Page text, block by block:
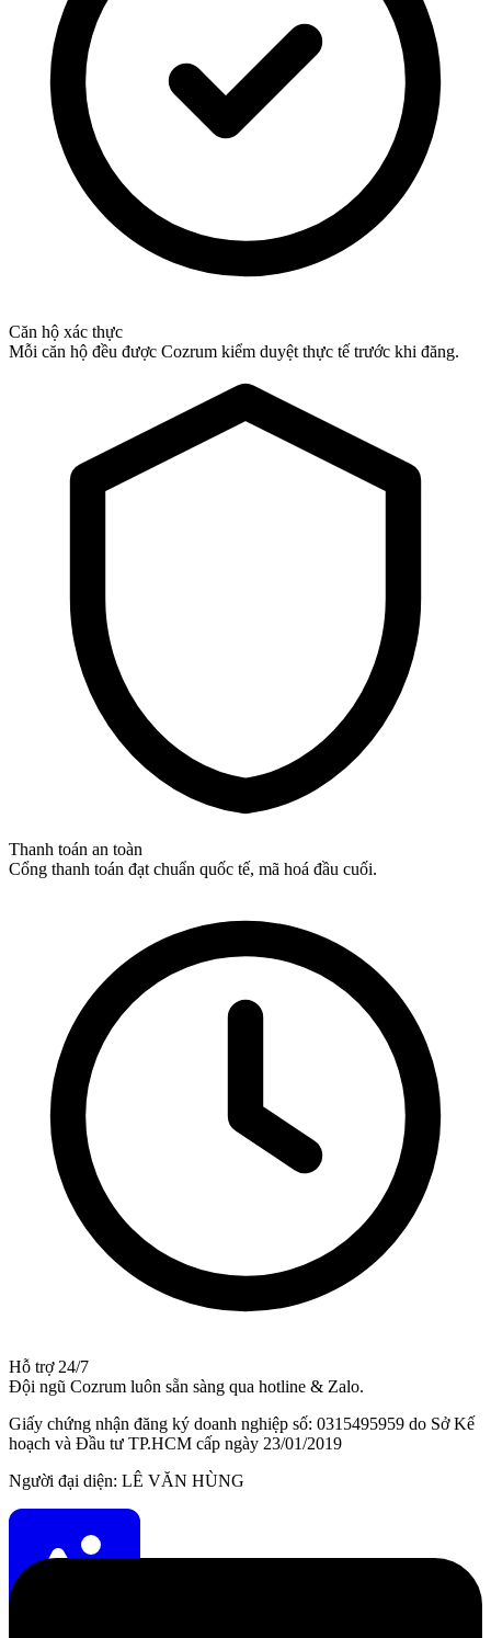
Căn hộ xác thực
Mỗi căn hộ đều được Cozrum kiểm duyệt thực tế trước khi đăng.
Thanh toán an toàn
Cổng thanh toán đạt chuẩn quốc tế, mã hoá đầu cuối.
Hỗ trợ 24/7
Đội ngũ Cozrum luôn sẵn sàng qua hotline & Zalo.
Giấy chứng nhận đăng ký doanh nghiệp số: 0315495959 do Sở Kế
hoạch và Đầu tư TP.HCM cấp ngày 23/01/2019
Người đại diện: LÊ VĂN HÙNG